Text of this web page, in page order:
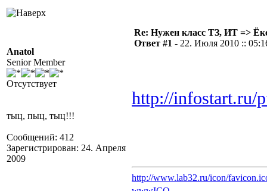
Anatol
Senior Member
Отсутствует
тыц, пыц, тыц!!!
Сообщений: 412
Зарегистрирован: 24. Апреля
2009
Re: Нужен класс ТЗ, ИТ =>
Ответ #1 - 22. Июля 2010 ::
http://infostart.ru/
http://www.lab32.ru/icon/